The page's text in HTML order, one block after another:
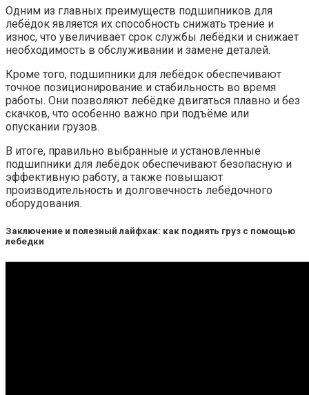
Одним из главных преимуществ подшипников для
лебёдок является их способность снижать трение и
износ, что увеличивает срок службы лебёдки и снижает
необходимость в обслуживании и замене деталей.
Кроме того, подшипники для лебёдок обеспечивают
точное позиционирование и стабильность во время
работы. Они позволяют лебёдке двигаться плавно и без
скачков, что особенно важно при подъёме или
опускании грузов.
В итоге, правильно выбранные и установленные
подшипники для лебёдок обеспечивают безопасную и
эффективную работу, а также повышают
производительность и долговечность лебёдочного
оборудования.
Заключение и полезный лайфхак: как поднять груз с помощью
лебедки